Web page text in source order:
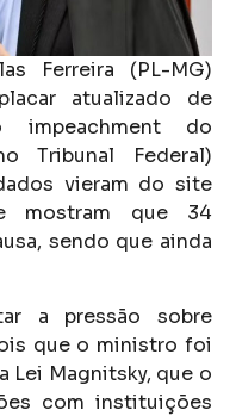
Ferreira (PL-MG)
atualizado de
impeachment do
Tribunal Federal)
vieram do site
e mostram que 34
sendo que ainda
a pressão sobre
que o ministro foi
Lei Magnitsky, que o
com instituições